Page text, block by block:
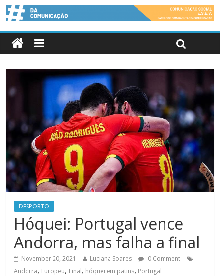
DESPORTO
Hóquei: Portugal vence
Andorra, mas falha a final
November 20, 2021 Luciana Soares
0 Comment
Andorra, Europeu, Final, hóquei em patins, Portugal